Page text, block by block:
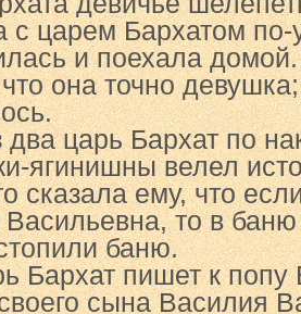
с царем Бархатом по-
и поехала
она точно
два царь Бархат по
ягинишны велел
сказала ему, что
то в
баню.
Бархат пишет к попу
сына Василия